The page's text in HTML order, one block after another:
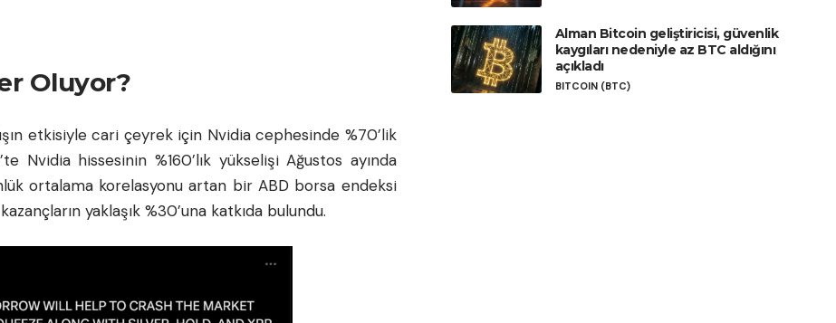
Oluyor?
etkisiyle cari çeyrek için Nvidia cephesinde %70’lik
Nvidia hissesinin %160’lık yükselişi Ağustos ayında
ortalama korelasyonu artan bir ABD borsa endeksi
yaklaşık %30’una katkıda bulundu.
Alman Bitcoin geliştiricisi, güvenlik
kaygıları nedeniyle az BTC aldığını
açıkladı
BITCOIN (BTC)